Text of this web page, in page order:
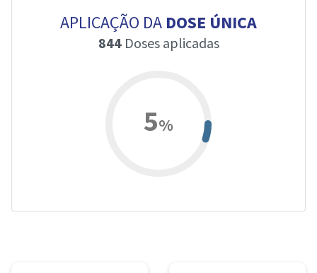
APLICAÇÃO DA DOSE ÚNICA
844Doses aplicadas
5%